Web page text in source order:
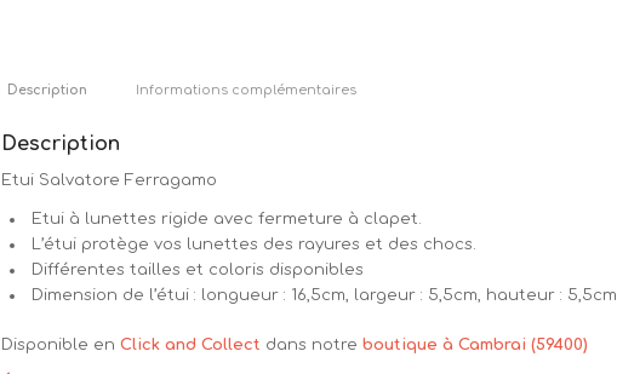
Description Informations complémentaires
Description
Etui Salvatore Ferragamo
Etui à lunettes rigide avec fermeture à clapet.
L’étui protège vos lunettes des rayures et des chocs.
Différentes tailles et coloris disponibles
Dimension de l’étui : longueur : 16,5cm, largeur : 5,5cm, hauteur : 5,5cm
Disponible enClick and Collect dans notreboutique à Cambrai (59400)